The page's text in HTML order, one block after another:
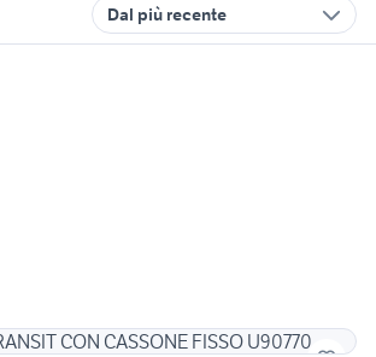
Dal più recente